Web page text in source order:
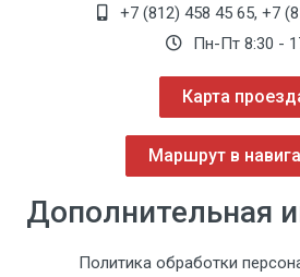
+7 (812) 458 45 65, +7
Пн-Пт 8:30 -
Карта
Маршрут в
Дополнительная
Политика обработки